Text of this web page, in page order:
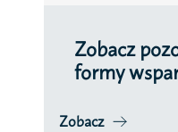
Zobacz
formy
Zobacz